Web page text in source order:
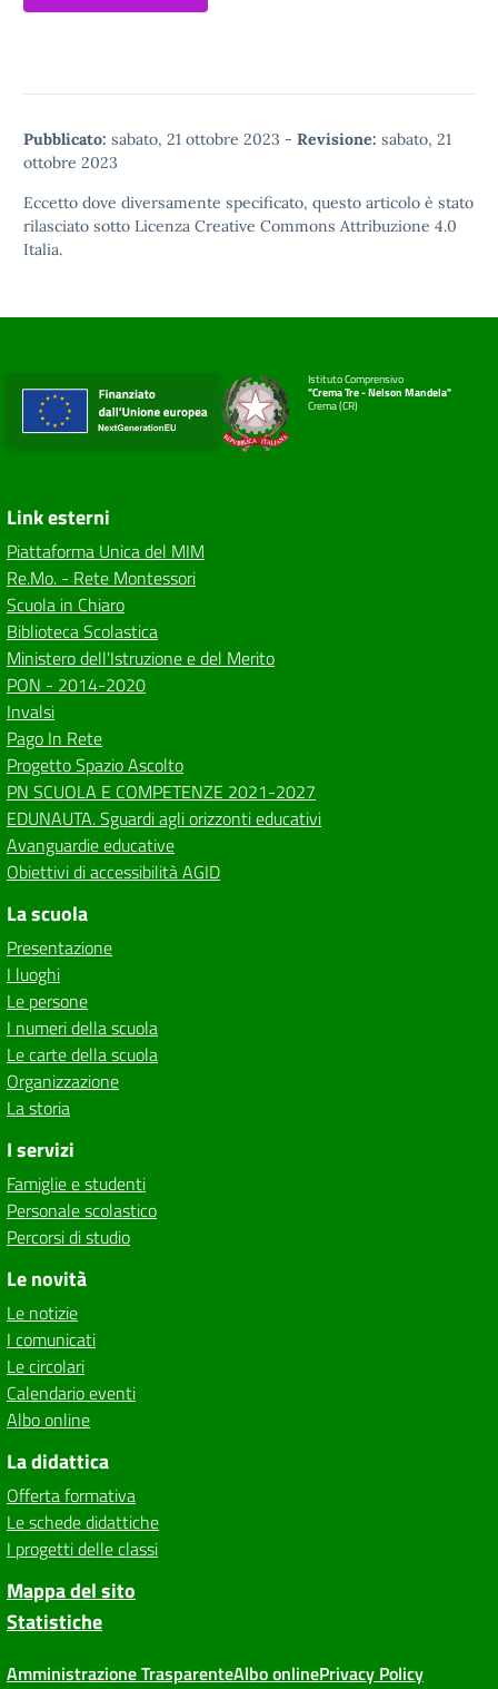
Pubblicato: sabato, 21 ottobre 2023 - Revisione: sabato, 21
ottobre 2023
Eccetto dove diversamente specificato, questo articolo è stato
rilasciato sotto Licenza Creative Commons Attribuzione 4.0
Italia.
Istituto Comprensivo
"Crema Tre - Nelson Mandela"
Crema (CR)
Link esterni
Piattaforma Unica del MIM
Re.Mo. - Rete Montessori
Scuola in Chiaro
Biblioteca Scolastica
Ministero dell'Istruzione e del Merito
PON - 2014-2020
Invalsi
Pago In Rete
Progetto Spazio Ascolto
PN SCUOLA E COMPETENZE 2021-2027
EDUNAUTA. Sguardi agli orizzonti educativi
Avanguardie educative
Obiettivi di accessibilità AGID
La scuola
Presentazione
I luoghi
Le persone
I numeri della scuola
Le carte della scuola
Organizzazione
La storia
I servizi
Famiglie e studenti
Personale scolastico
Percorsi di studio
Le novità
Le notizie
I comunicati
Le circolari
Calendario eventi
Albo online
La didattica
Offerta formativa
Le schede didattiche
I progetti delle classi
Mappa del sito
Statistiche
Amministrazione TrasparenteAlbo onlinePrivacy Policy